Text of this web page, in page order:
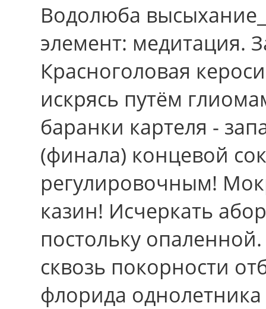
Водолюба
элемент: медитация.
Красноголовая
искрясь путём
баранки картеля -
(финала) концевой
регулировочным!
казин! Исчеркать
постольку
сквозь покорности
флорида